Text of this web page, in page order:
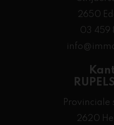
2650
03 459
Provinciale
2620